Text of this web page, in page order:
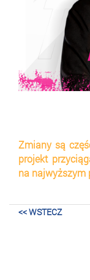
Zmiany są
projekt
na najwyższym
<< WSTECZ